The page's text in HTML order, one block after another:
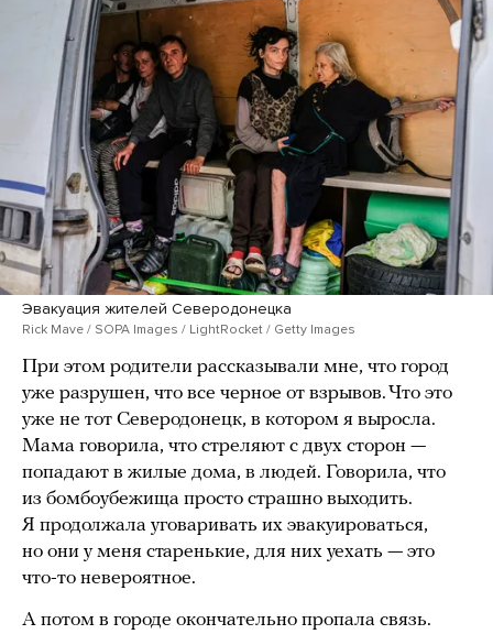
Эвакуация жителей Северодонецка
Rick Mave / SOPA Images / LightRocket / Getty Images
При этом родители рассказывали мне, что город
уже разрушен, что все черное от взрывов. Что это
уже не тот Северодонецк, в котором я выросла.
Мама говорила, что стреляют с двух сторон —
попадают в жилые дома, в людей. Говорила, что
из бомбоубежища просто страшно выходить.
Я продолжала уговаривать их эвакуироваться,
но они у меня старенькие, для них уехать — это
что-то невероятное.
А потом в городе окончательно пропала связь.